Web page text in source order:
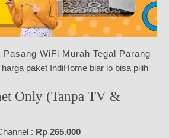
WiFi Murah Tegal Parang
paket IndiHome biar lo bisa pilih
Only (Tanpa TV &
: Rp 265.000